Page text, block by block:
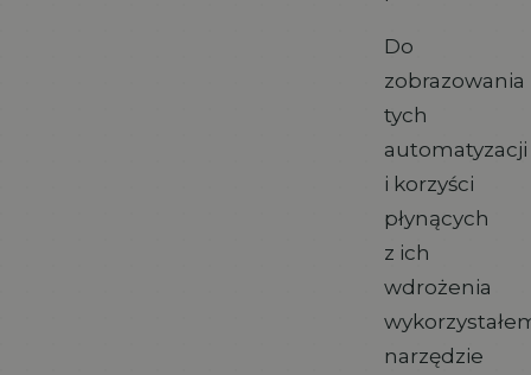
Do
zobrazowania
tych
automatyzacji
i korzyści
płynących
z ich
wdrożenia
narzędzie